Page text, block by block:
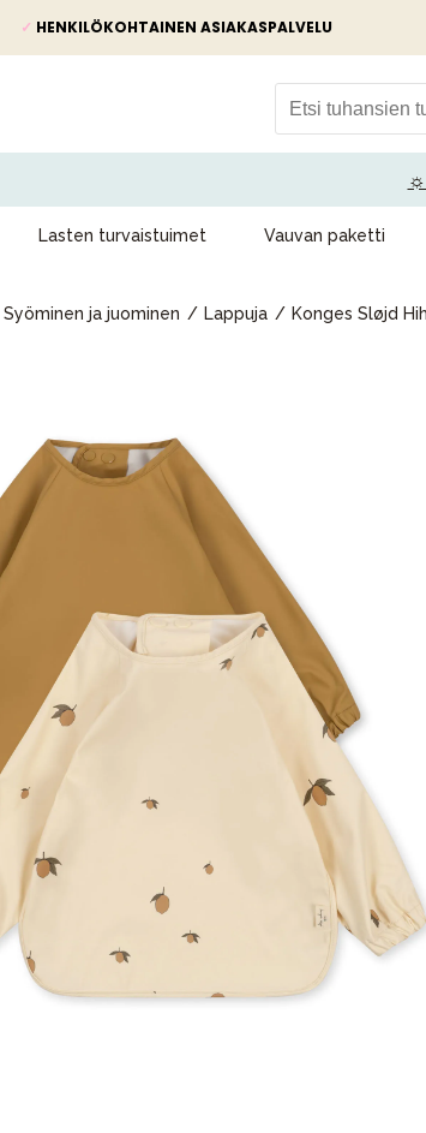
✓ HENKILÖKOHTAINEN ASIAKASPALVELU
☼
Lasten turvaistuimet Vauvan paketti
Syöminen ja juominen Lappuja Konges Sløjd